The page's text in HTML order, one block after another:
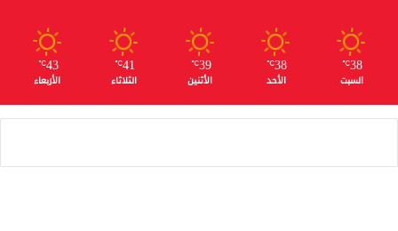
38
℃
السبت
38
℃
الأحد
39
℃
الأثنين
41
℃
الثلاثاء
43
℃
الأربعاء